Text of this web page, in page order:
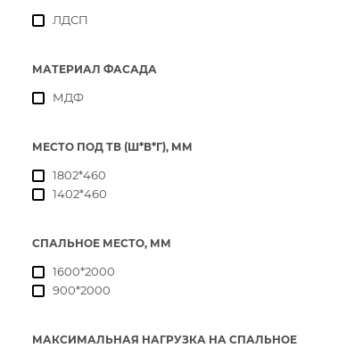
ЛДСП
МАТЕРИАЛ ФАСАДА
МДФ
МЕСТО ПОД ТВ (Ш*В*Г), ММ
1802*460
1402*460
СПАЛЬНОЕ МЕСТО, ММ
1600*2000
900*2000
МАКСИМАЛЬНАЯ НАГРУЗКА НА СПАЛЬНОЕ